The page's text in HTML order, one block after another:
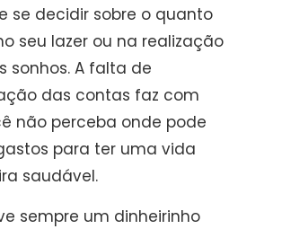
se decidir sobre o quanto
seu lazer ou na realização
sonhos. A falta de
das contas faz com
não perceba onde pode
para ter uma vida
saudável.
sempre um dinheirinho